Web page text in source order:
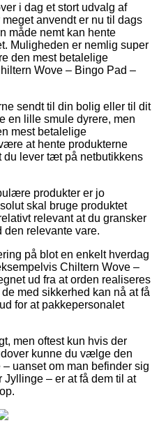
i dag et stort udvalg af
anvendt er nu til dags
måde nemt kan hente
Muligheden er nemlig super
den mest betalelige
Wove – Bingo Pad –
sendt til din bolig eller til dit
en lille smule dyrere, men
mest betalelige
at hente produkterne
du lever tæt på netbutikkens
produkter er jo
skal bruge produktet
relevant at du gransker
relevante vare.
på blot en enkelt hverdag
Chiltern Wove –
ud fra at orden realiseres
med sikkerhed kan nå at få
for at pakkepersonalet
men oftest kun hvis der
kunne du vælge den
uanset om man befinder sig
– er at få dem til at